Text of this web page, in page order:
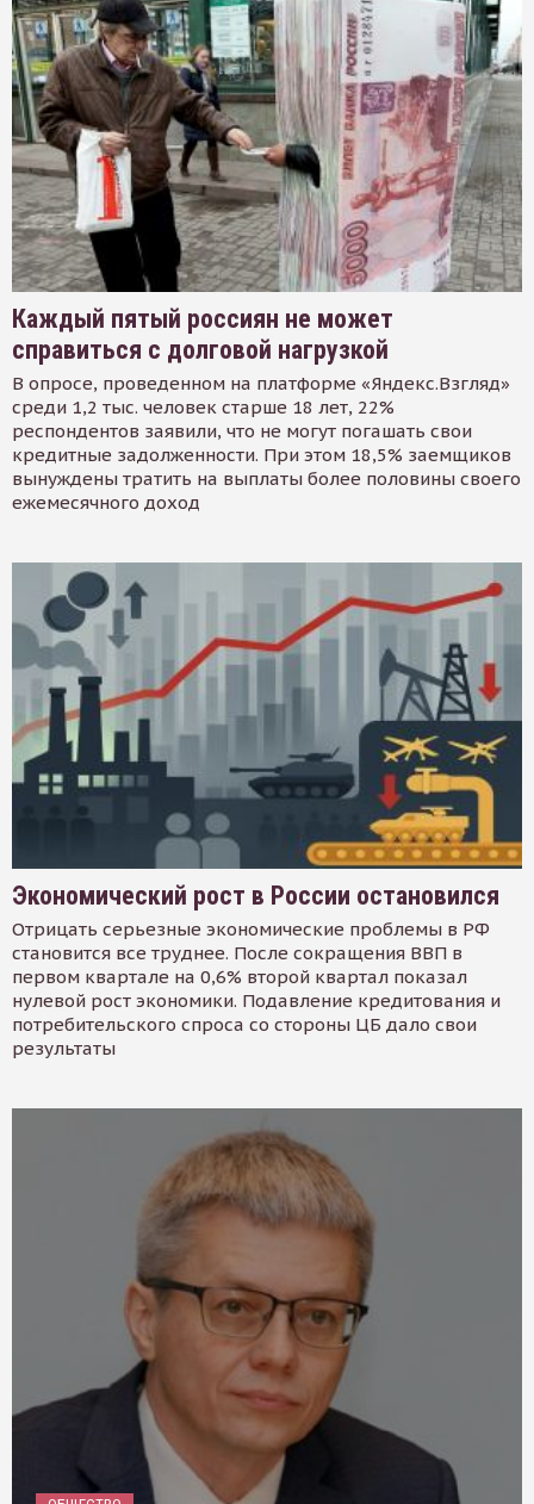
Каждый пятый россиян не может
справиться с долговой нагрузкой
В опросе, проведенном на платформе «Яндекс.Взгляд»
среди 1,2 тыс. человек старше 18 лет, 22%
респондентов заявили, что не могут погашать свои
кредитные задолженности. При этом 18,5% заемщиков
вынуждены тратить на выплаты более половины своего
ежемесячного доход
Экономический рост в России остановился
Отрицать серьезные экономические проблемы в РФ
становится все труднее. После сокращения ВВП в
первом квартале на 0,6% второй квартал показал
нулевой рост экономики. Подавление кредитования и
потребительского спроса со стороны ЦБ дало свои
результаты